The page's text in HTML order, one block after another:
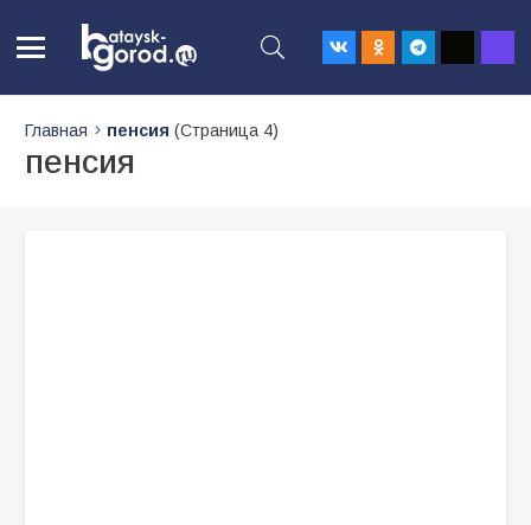
Главная пенсия (Страница 4)
пенсия